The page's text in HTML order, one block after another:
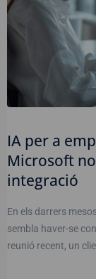
IA per a
Microsoft
integració
En els darrers
sembla haver-se
reunió recent, un